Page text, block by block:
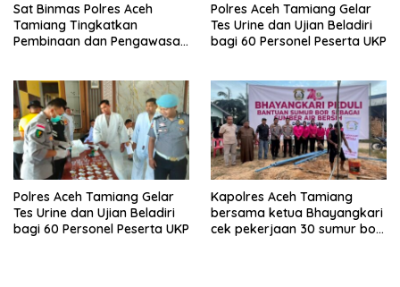
Sat Binmas Polres Aceh
Tamiang Tingkatkan
Pembinaan dan Pengawasan
Polres Aceh Tamiang Gelar
Tes Urine dan Ujian Beladiri
bagi 60 Personel Peserta UKP
Polres Aceh Tamiang Gelar
Tes Urine dan Ujian Beladiri
bagi 60 Personel Peserta UKP
Kapolres Aceh Tamiang
bersama ketua Bhayangkari
cek pekerjaan 30 sumur bor